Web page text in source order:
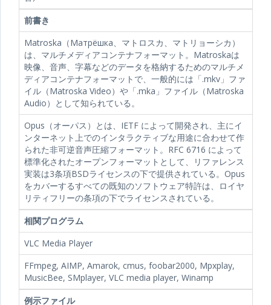
前書き
Matroska（Матрёшка、マトロスカ、マトリョーシカ）
は、マルチメディアコンテナフォーマット。Matroskaは
映像、音声、字幕などのデータを格納するためのマルチメ
ディアコンテナフォーマットで、一般的には「.mkv」ファ
イル（Matroska Video）や「.mka」ファイル（Matroska
Audio）として知られている。
Opus（オーパス）とは、IETF によって開発され、主にイ
ンターネット上でのインタラクティブな用途に合わせて作
られた非可逆音声圧縮フォーマット。RFC 6716 によって
標準化されたオープンフォーマットとして、リファレンス
実装は3条項BSDライセンスの下で提供されている。Opus
をカバーするすべての既知のソフトウェア特許は、ロイヤ
リティフリーの条項の下でライセンスされている。
相関プログラム
VLC Media Player
FFmpeg, AIMP, Amarok, cmus, foobar2000, Mpxplay,
MusicBee, SMplayer, VLC media player, Winamp
例示ファイル